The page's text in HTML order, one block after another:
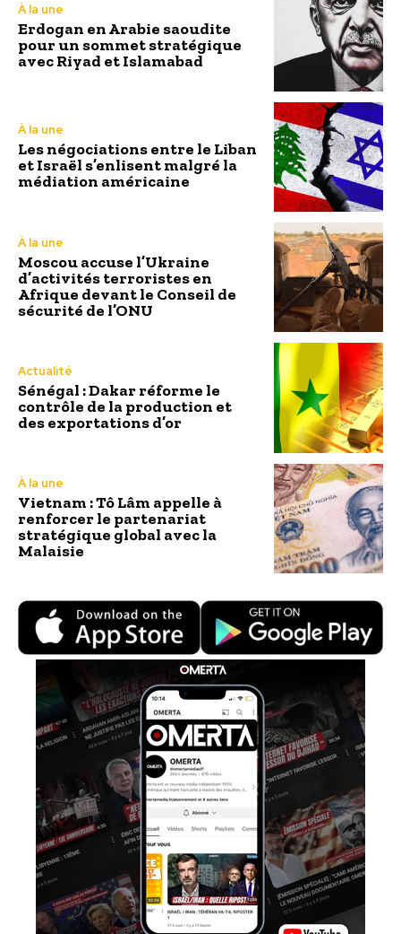
À la une
Erdogan en Arabie saoudite
pour un sommet stratégique
avec Riyad et Islamabad
À la une
Les négociations entre le Liban
et Israël s’enlisent malgré la
médiation américaine
À la une
Moscou accuse l’Ukraine
d’activités terroristes en
Afrique devant le Conseil de
sécurité de l’ONU
Actualité
Sénégal : Dakar réforme le
contrôle de la production et
des exportations d’or
À la une
Vietnam : Tô Lâm appelle à
renforcer le partenariat
stratégique global avec la
Malaisie